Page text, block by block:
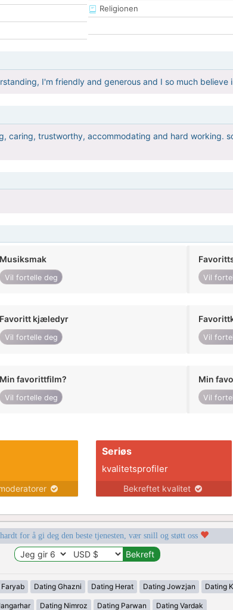
Religionen
I'm friendly and generous and I so much believe
caring, trustworthy, accommodating and hard working.
Musiksmak
Vil fortelle deg Vil
Favoritt kjæledyr
Vil fortelle deg Vil
Min favorittfilm?
Vil fortelle deg
Min
Vil
Seriøs
kvalitetsprofiler
Bekreftet kvalitet
for å gi deg den beste tjenesten, vær snill og støtt oss
Dating Ghazni Dating Herat Dating Jowzjan Dating
Dating Nimroz Dating Parwan Dating Vardak